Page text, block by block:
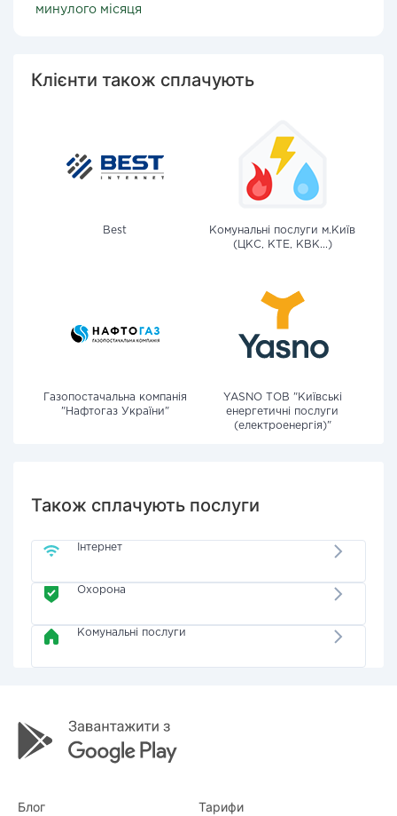
минулого місяця
Клієнти також сплачують
Best
Комунальні послуги м.Київ
(ЦКС, КТЕ, КВК...)
Газопостачальна компанія
"Нафтогаз України"
YASNO ТОВ "Київські
енергетичні послуги
(електроенергія)"
Також сплачують послуги
Інтернет
Охорона
Комунальні послуги
Блог Тарифи